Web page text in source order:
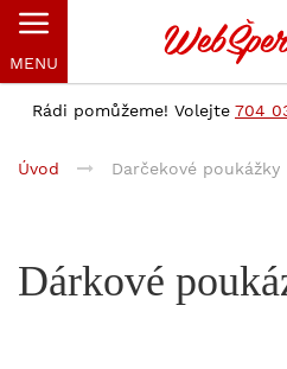
MENU
Rádi pomůžeme! Volejte 704
Úvod Darčekové poukážky
Dárkové